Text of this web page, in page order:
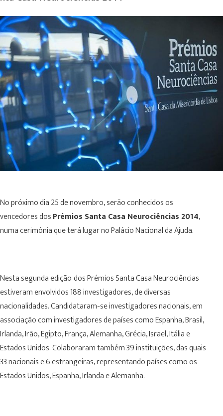
No próximo dia 25 de novembro, serão conhecidos os
vencedores dosPrémios Santa Casa Neurociências 2014,
numa cerimónia que terá lugar no Palácio Nacional da Ajuda.
Nesta segunda ediçãodos Prémios Santa Casa Neurociências
estiveram envolvidos 188 investigadores, de diversas
nacionalidades. Candidataram-se investigadores nacionais, em
associação com investigadores de países como Espanha, Brasil,
Irlanda, Irão, Egipto, França, Alemanha, Grécia, Israel, Itália e
Estados Unidos. Colaboraram também 39 instituições, das quais
33 nacionais e 6 estrangeiras, representando países como os
Estados Unidos, Espanha, Irlanda e Alemanha.